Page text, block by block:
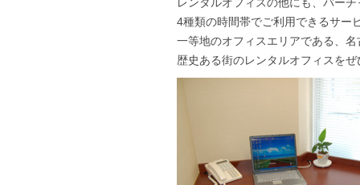
4種類の時間帯でご利用できるサー
一等地のオフィスエリアである、
歴史ある街のレンタルオフィスを